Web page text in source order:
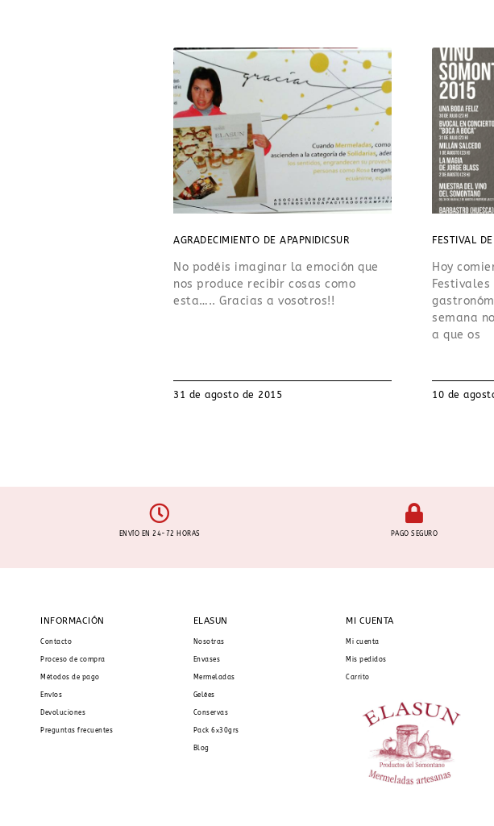
AGRADECIMIENTO DE APAPNIDICSUR
No podéis imaginar la emoción que
nos produce recibir cosas como
esta….. Gracias a vosotros!!
31 de agosto de 2015
FESTIVAL
Hoy
semana
a que os
10 de
ENVÍO EN 24-72 HORAS PAGO SEGURO
INFORMACIÓN
Contacto
Proceso de compra
Métodos de pago
Envíos
Devoluciones
Preguntas frecuentes
ELASUN
Nosotras
Envases
Mermeladas
Gelées
Conservas
Pack 6x30grs
Blog
MI CUENTA
Mi cuenta
Mis pedidos
Carrito